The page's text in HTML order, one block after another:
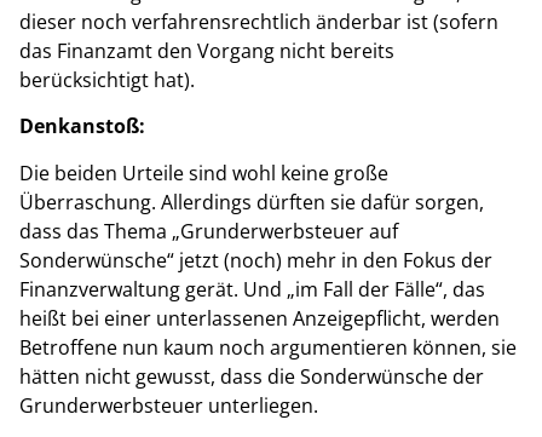
dieser noch verfahrensrechtlich änderbar ist (sofern
das Finanzamt den Vorgang nicht bereits
berücksichtigt hat).
Denkanstoß:
Die beiden Urteile sind wohl keine große
Überraschung. Allerdings dürften sie dafür sorgen,
dass das Thema „Grunderwerbsteuer auf
Sonderwünsche“ jetzt (noch) mehr in den Fokus der
Finanzverwaltung gerät. Und „im Fall der Fälle“, das
heißt bei einer unterlassenen Anzeigepflicht, werden
Betroffene nun kaum noch argumentieren können, sie
hätten nicht gewusst, dass die Sonderwünsche der
Grunderwerbsteuer unterliegen.